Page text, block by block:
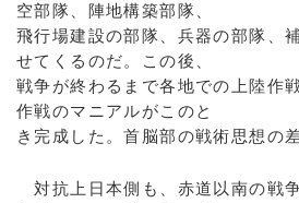
空部隊、陣地構築部隊、
飛行場建設の部隊、兵器の部隊、
せてくるのだ。この後、
戦争が終わるまで各地での上陸作
作戦のマニアルがこのと
き完成した。首脳部の戦術思想の差
対抗上日本側も、赤道以南の戦